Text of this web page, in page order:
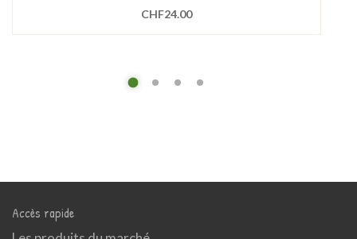
CHF24.00
Accès rapide